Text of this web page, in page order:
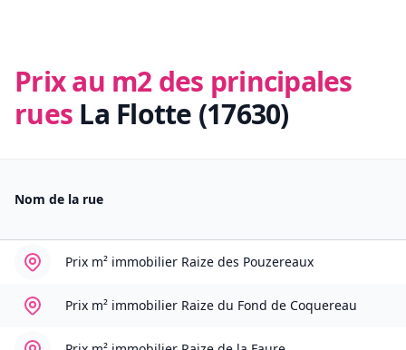
Prix au m2 des principales
rues La Flotte (17630)
Nom de la rue
Prix m² immobilier Raize des Pouzereaux
Prix m² immobilier Raize du Fond de Coquereau